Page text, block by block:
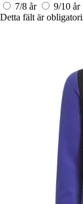
7/8 år
9/10 år
Detta fält är